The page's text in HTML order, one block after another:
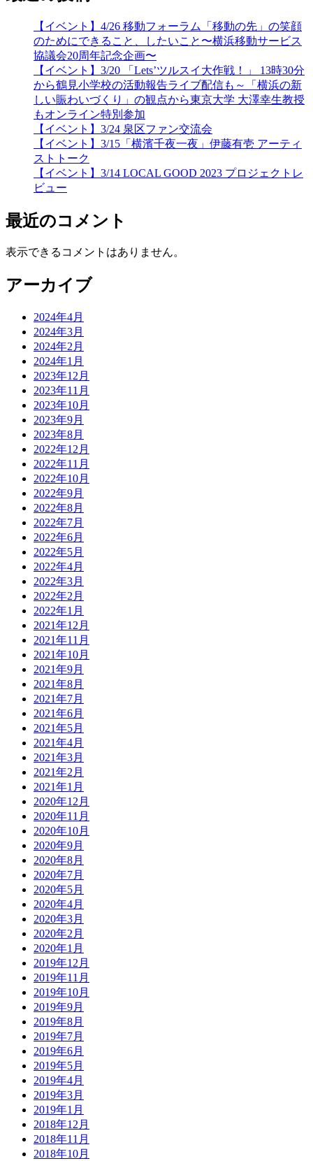
【イベント】4/26 移動フォーラム「移動の先」の笑顔
のためにできること、したいこと〜横浜移動サービス
協議会20周年記念企画〜
【イベント】3/20 「Lets’ツルスイ大作戦！」 13時30分
から鶴見小学校の活動報告ライブ配信も～「横浜の新
しい賑わいづくり」の観点から東京大学 大澤幸生教授
もオンライン特別参加
【イベント】3/24 泉区ファン交流会
【イベント】3/15「横濱千夜一夜」伊藤有壱 アーティ
ストトーク
【イベント】3/14 LOCAL GOOD 2023 プロジェクトレ
ビュー
最近のコメント
表示できるコメントはありません。
アーカイブ
2024年4月
2024年3月
2024年2月
2024年1月
2023年12月
2023年11月
2023年10月
2023年9月
2023年8月
2022年12月
2022年11月
2022年10月
2022年9月
2022年8月
2022年7月
2022年6月
2022年5月
2022年4月
2022年3月
2022年2月
2022年1月
2021年12月
2021年11月
2021年10月
2021年9月
2021年8月
2021年7月
2021年6月
2021年5月
2021年4月
2021年3月
2021年2月
2021年1月
2020年12月
2020年11月
2020年10月
2020年9月
2020年8月
2020年7月
2020年5月
2020年4月
2020年3月
2020年2月
2020年1月
2019年12月
2019年11月
2019年10月
2019年9月
2019年8月
2019年7月
2019年6月
2019年5月
2019年4月
2019年3月
2019年1月
2018年12月
2018年11月
2018年10月